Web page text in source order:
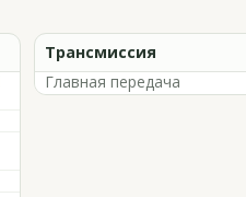
Трансмиссия
Главная передача